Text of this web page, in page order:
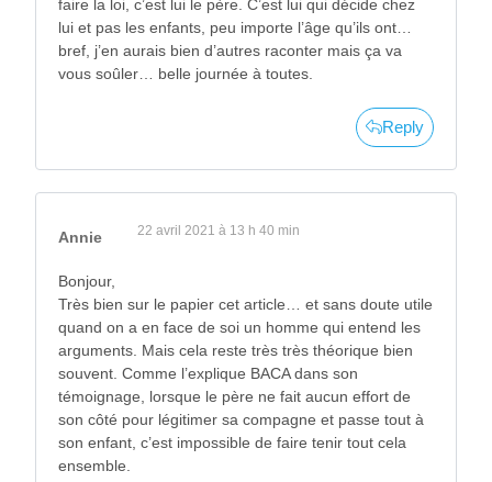
faire la loi, c’est lui le père. C’est lui qui décide chez
lui et pas les enfants, peu importe l’âge qu’ils ont…
bref, j’en aurais bien d’autres raconter mais ça va
vous soûler… belle journée à toutes.
Reply
Annie 22 avril 2021 à 13 h 40 min
Bonjour,
Très bien sur le papier cet article… et sans doute utile
quand on a en face de soi un homme qui entend les
arguments. Mais cela reste très très théorique bien
souvent. Comme l’explique BACA dans son
témoignage, lorsque le père ne fait aucun effort de
son côté pour légitimer sa compagne et passe tout à
son enfant, c’est impossible de faire tenir tout cela
ensemble.